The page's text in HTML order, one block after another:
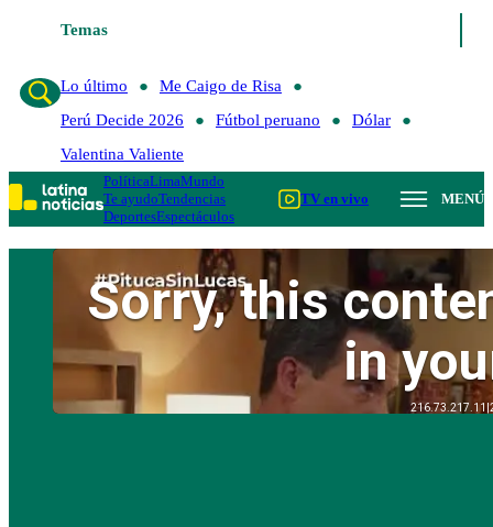
Temas
Lo último
Me Caigo de Risa
Perú Decide 2026
Fútbol peruano
Dólar
Valentina Valiente
PolíticaLimaMundo
Te ayudoTendencias
DeportesEspectáculos
TV en vivo MENÚ